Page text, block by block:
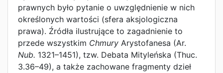
prawnych było pytanie o uwzględnienie w nich
określonych wartości (sfera aksjologiczna
prawa). Źródła ilustrujące to zagadnienie to
przede wszystkim Chmury Arystofanesa (Ar.
Nub. 1321–1451), tzw. Debata Mityleńska (Thuc.
3.36–49), a także zachowane fragmenty dzieł